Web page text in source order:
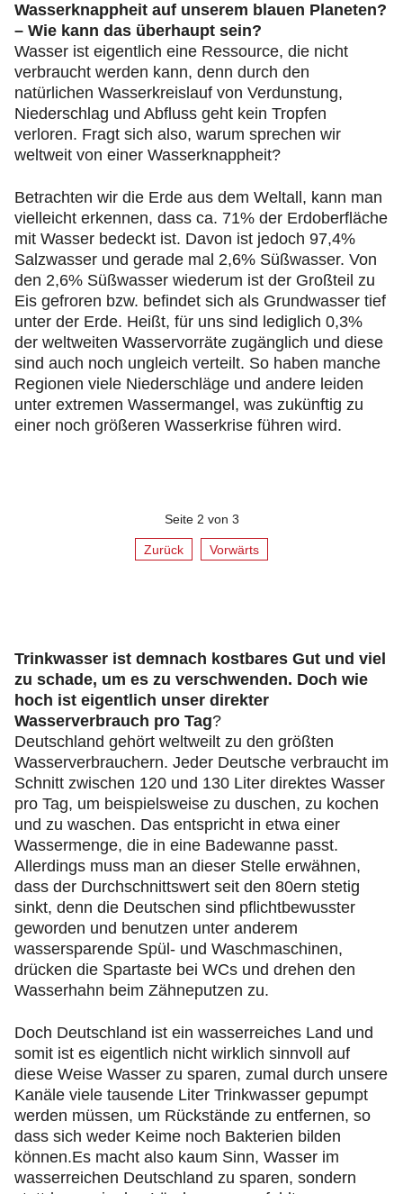
Wasserknappheit auf unserem blauen Planeten?
– Wie kann das überhaupt sein?
Wasser ist eigentlich eine Ressource, die nicht
verbraucht werden kann, denn durch den
natürlichen Wasserkreislauf von Verdunstung,
Niederschlag und Abfluss geht kein Tropfen
verloren. Fragt sich also, warum sprechen wir
weltweit von einer Wasserknappheit?
Betrachten wir die Erde aus dem Weltall, kann man
vielleicht erkennen, dass ca. 71% der Erdoberfläche
mit Wasser bedeckt ist. Davon ist jedoch 97,4%
Salzwasser und gerade mal 2,6% Süßwasser. Von
den 2,6% Süßwasser wiederum ist der Großteil zu
Eis gefroren bzw. befindet sich als Grundwasser tief
unter der Erde. Heißt, für uns sind lediglich 0,3%
der weltweiten Wasservorräte zugänglich und diese
sind auch noch ungleich verteilt. So haben manche
Regionen viele Niederschläge und andere leiden
unter extremen Wassermangel, was zukünftig zu
einer noch größeren Wasserkrise führen wird.
Seite 2 von 3
Zurück Vorwärts
Trinkwasser ist demnach kostbares Gut und viel
zu schade, um es zu verschwenden. Doch wie
hoch ist eigentlich unser direkter
Wasserverbrauch pro Tag?
Deutschland gehört weltweilt zu den größten
Wasserverbrauchern. Jeder Deutsche verbraucht im
Schnitt zwischen 120 und 130 Liter direktes Wasser
pro Tag, um beispielsweise zu duschen, zu kochen
und zu waschen. Das entspricht in etwa einer
Wassermenge, die in eine Badewanne passt.
Allerdings muss man an dieser Stelle erwähnen,
dass der Durchschnittswert seit den 80ern stetig
sinkt, denn die Deutschen sind pflichtbewusster
geworden und benutzen unter anderem
wassersparende Spül- und Waschmaschinen,
drücken die Spartaste bei WCs und drehen den
Wasserhahn beim Zähneputzen zu.
Doch Deutschland ist ein wasserreiches Land und
somit ist es eigentlich nicht wirklich sinnvoll auf
diese Weise Wasser zu sparen, zumal durch unsere
Kanäle viele tausende Liter Trinkwasser gepumpt
werden müssen, um Rückstände zu entfernen, so
dass sich weder Keime noch Bakterien bilden
können.Es macht also kaum Sinn, Wasser im
wasserreichen Deutschland zu sparen, sondern